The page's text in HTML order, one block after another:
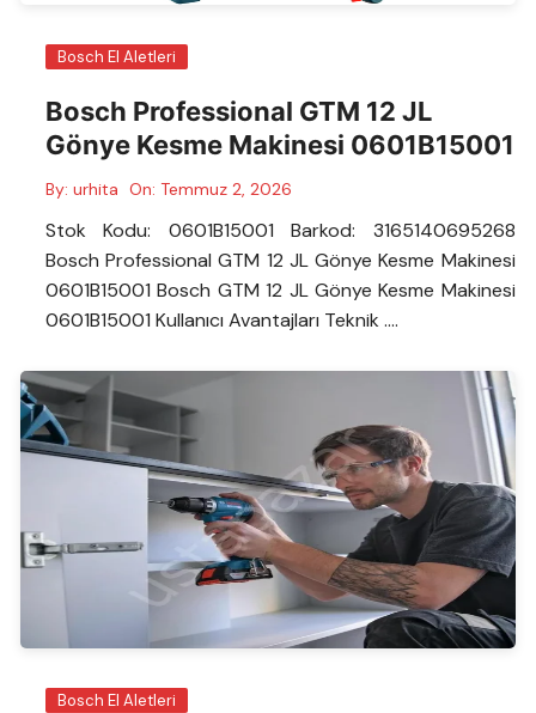
Bosch El Aletleri
Bosch Professional GTM 12 JL
Gönye Kesme Makinesi 0601B15001
By: urhita On: Temmuz 2, 2026
Stok Kodu: 0601B15001 Barkod: 3165140695268
Bosch Professional GTM 12 JL Gönye Kesme Makinesi
0601B15001 Bosch GTM 12 JL Gönye Kesme Makinesi
0601B15001 Kullanıcı Avantajları Teknik ….
Bosch El Aletleri